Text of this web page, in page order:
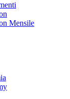
Mensile